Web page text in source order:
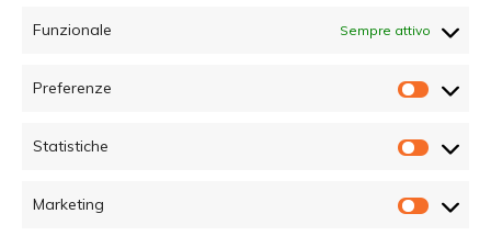
Funzionale Sempre attivo
Preferenze
Statistiche
Marketing